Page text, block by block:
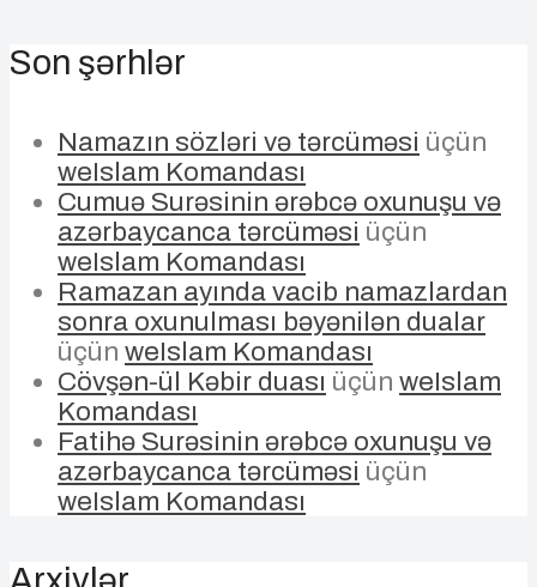
Son şərhlər
Namazın sözləri və tərcüməsi üçün
weIslam Komandası
Cumuə Surəsinin ərəbcə oxunuşu və
azərbaycanca tərcüməsi üçün
weIslam Komandası
Ramazan ayında vacib namazlardan
sonra oxunulması bəyənilən dualar
üçün weIslam Komandası
Cövşən-ül Kəbir duası üçün weIslam
Komandası
Fatihə Surəsinin ərəbcə oxunuşu və
azərbaycanca tərcüməsi üçün
weIslam Komandası